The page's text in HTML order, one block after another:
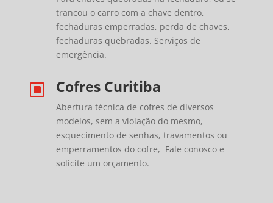
trancou o carro com a chave dentro,
fechaduras emperradas, perda de chaves,
fechaduras quebradas. Serviços de
emergência.
W Cofres Curitiba
Abertura técnica de cofres de diversos
modelos, sem a violação do mesmo,
esquecimento de senhas, travamentos ou
emperramentos do cofre, Fale conosco e
solicite um orçamento.